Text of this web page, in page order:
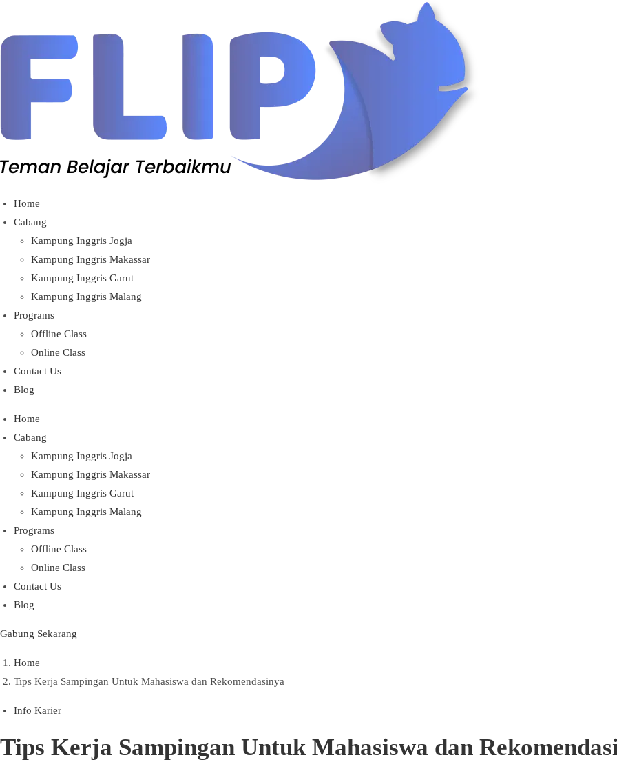
Home
Cabang
Kampung Inggris Jogja
Kampung Inggris Makassar
Kampung Inggris Garut
Kampung Inggris Malang
Programs
Offline Class
Online Class
Contact Us
Blog
Home
Cabang
Kampung Inggris Jogja
Kampung Inggris Makassar
Kampung Inggris Garut
Kampung Inggris Malang
Programs
Offline Class
Online Class
Contact Us
Blog
Gabung Sekarang
Home
Tips Kerja Sampingan Untuk Mahasiswa dan Rekomendasinya
Info Karier
Tips Kerja Sampingan Untuk Mahasiswa dan